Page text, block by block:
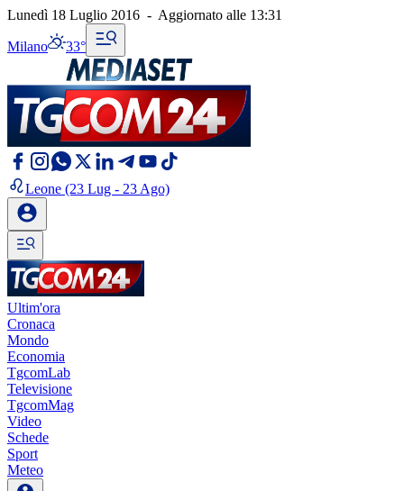
Lunedì 18 Luglio 2016 - Aggiornato alle 13:31
Milano 33°
Leone (23 Lug - 23 Ago)
Ultim'ora
Cronaca
Mondo
Economia
TgcomLab
Televisione
TgcomMag
Video
Schede
Sport
Meteo